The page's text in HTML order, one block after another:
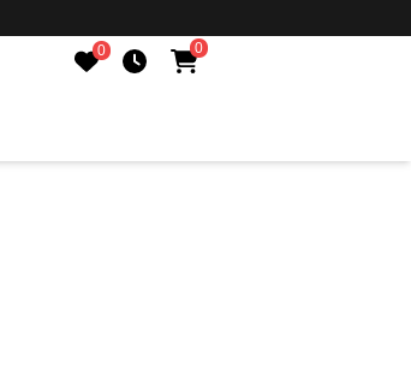
0 0